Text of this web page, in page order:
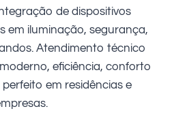
de dispositivos
em iluminação, segurança,
Atendimento técnico
eficiência, conforto
em residências e